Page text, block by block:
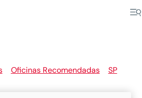
> Oficinas Recomendadas> SP